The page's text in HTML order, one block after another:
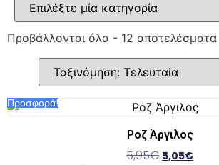
Προβάλλονται όλα - 12 αποτελέσματα
Προσφορά!
Ροζ Άργιλος
5,95€ 5,05€